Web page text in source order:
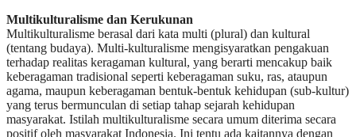
Multikulturalisme dan Kerukunan
Multikulturalisme berasal dari kata multi (plural) dan kultural
(tentang budaya). Multi-kulturalisme mengisyaratkan pengakuan
terhadap realitas keragaman kultural, yang berarti mencakup baik
keberagaman tradisional seperti keberagaman suku, ras, ataupun
agama, maupun keberagaman bentuk-bentuk kehidupan (sub-kultur)
yang terus bermunculan di setiap tahap sejarah kehidupan
masyarakat. Istilah multikulturalisme secara umum diterima secara
positif oleh masyarakat Indonesia. Ini tentu ada kaitannya dengan